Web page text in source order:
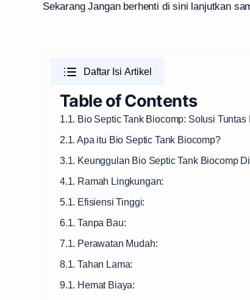
Sekarang Jangan berhenti di sini lanjutkan
Daftar Isi Artikel
Table of Contents
1.1. Bio Septic Tank Biocomp: Solusi
2.1. Apa itu Bio Septic Tank Biocomp?
3.1. Keunggulan Bio Septic Tank Biocomp
4.1. Ramah Lingkungan:
5.1. Efisiensi Tinggi:
6.1. Tanpa Bau:
7.1. Perawatan Mudah:
8.1. Tahan Lama:
9.1. Hemat Biaya: